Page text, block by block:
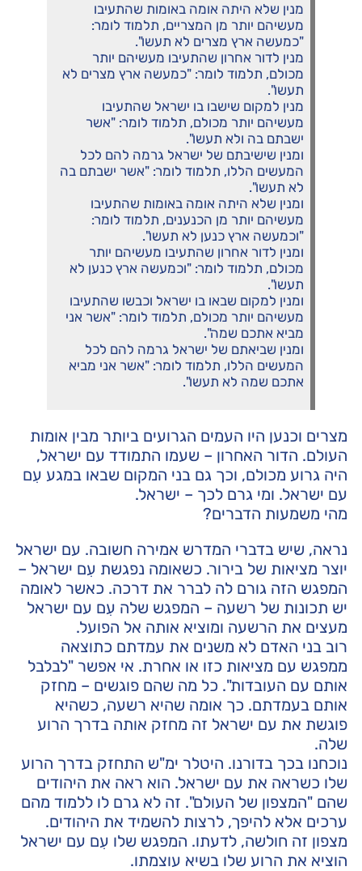
מנין שלא היתה אומה באומות שהתעיבו
מעשיהם יותר מן המצריים, תלמוד לומר:
"כמעשה ארץ מצרים לא תעשו".
מנין לדור אחרון שהתעיבו מעשיהם יותר
מכולם, תלמוד לומר: "כמעשה ארץ מצרים לא
תעשו".
מנין למקום שישבו בו ישראל שהתעיבו
מעשיהם יותר מכולם, תלמוד לומר: "אשר
ישבתם בה ולא תעשו".
ומנין שישיבתם של ישראל גרמה להם לכל
המעשים הללו, תלמוד לומר: "אשר ישבתם בה
לא תעשו".
ומנין שלא היתה אומה באומות שהתעיבו
מעשיהם יותר מן הכנענים, תלמוד לומר:
"וכמעשה ארץ כנען לא תעשו".
ומנין לדור אחרון שהתעיבו מעשיהם יותר
מכולם, תלמוד לומר: "וכמעשה ארץ כנען לא
תעשו".
ומנין למקום שבאו בו ישראל וכבשו שהתעיבו
מעשיהם יותר מכולם, תלמוד לומר: "אשר אני
מביא אתכם שמה".
ומנין שביאתם של ישראל גרמה להם לכל
המעשים הללו, תלמוד לומר: "אשר אני מביא
אתכם שמה לא תעשו".
מצרים וכנען היו העמים הגרועים ביותר מבין אומות
העולם. הדור האחרון – שעמו התמודד עם ישראל,
היה גרוע מכולם, וכך גם בני המקום שבאו במגע עִם
עם ישראל. ומי גרם לכך – ישראל.
מהי משמעות הדברים?
נראה, שיש בדברי המדרש אמירה חשובה. עם ישראל
יוצר מציאות של בירור. כשאומה נפגשת עִם ישראל –
המפגש הזה גורם לה לברר את דרכה. כאשר לאומה
יש תכונות של רשעה – המפגש שלה עִם עם ישראל
מעצים את הרשעה ומוציא אותה אל הפועל.
רוב בני האדם לא משנים את עמדתם כתוצאה
ממפגש עם מציאות כזו או אחרת. אי אפשר "לבלבל
אותם עם העובדות". כל מה שהם פוגשים – מחזק
אותם בעמדתם. כך אומה שהיא רשעה, כשהיא
פוגשת את עם ישראל זה מחזק אותה בדרך הרוע
שלה.
נוכחנו בכך בדורנו. היטלר ימ"ש התחזק בדרך הרוע
שלו כשראה את עם ישראל. הוא ראה את היהודים
שהם "המצפון של העולם". זה לא גרם לו ללמוד מהם
ערכים אלא להיפך, לרצות להשמיד את היהודים.
מצפון זה חולשה, לדעתו. המפגש שלו עִם עם ישראל
הוציא את הרוע שלו בשיא עוצמתו.